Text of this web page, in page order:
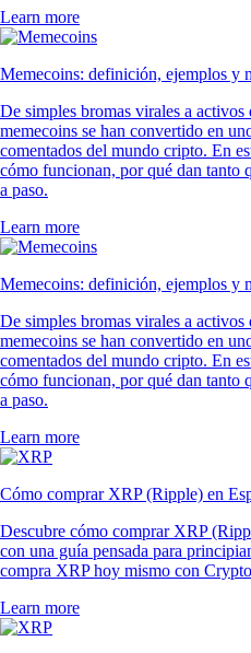
Learn more
Memecoins: definición, ejemplos y
De simples bromas virales a
memecoins se han convertido en
comentados del mundo cripto. En
cómo funcionan, por qué dan tanto
a paso.
Learn more
Memecoins: definición, ejemplos y
De simples bromas virales a
memecoins se han convertido en
comentados del mundo cripto. En
cómo funcionan, por qué dan tanto
a paso.
Learn more
Cómo comprar XRP (Ripple) en
Descubre cómo comprar XRP
con una guía pensada para
compra XRP hoy mismo con
Learn more